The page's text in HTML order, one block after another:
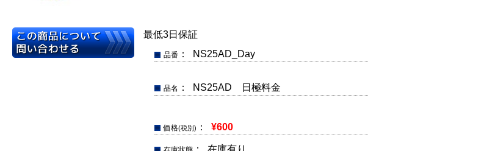
最低3日保証
品番： NS25AD_Day
品名 ： NS25AD 日極料金
価格(税別) ： ¥600
： 在庫有り